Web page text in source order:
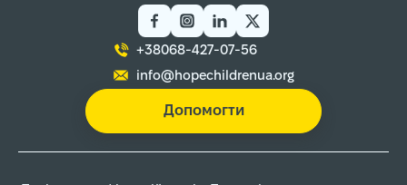
+38068-427-07-56
info@hopechildrenua.org
Допомогти